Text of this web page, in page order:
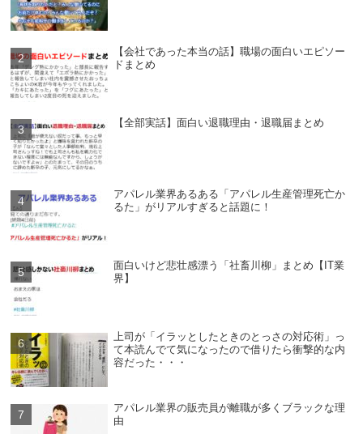
【会社であった本当の話】職場の面白いエピソー
ドまとめ
【全部実話】面白い退職理由・退職届まとめ
アパレル業界あるある「アパレル生産管理死亡か
るた」がリアルすぎると話題に！
面白いけど悲壮感漂う「社畜川柳」まとめ【IT業
界】
上司が「イラッとしたときのとっさの対応術」っ
て本読んでて気になったので借りたら衝撃的な内
容だった・・・
アパレル業界の販売員が離職が多くブラックな理
由